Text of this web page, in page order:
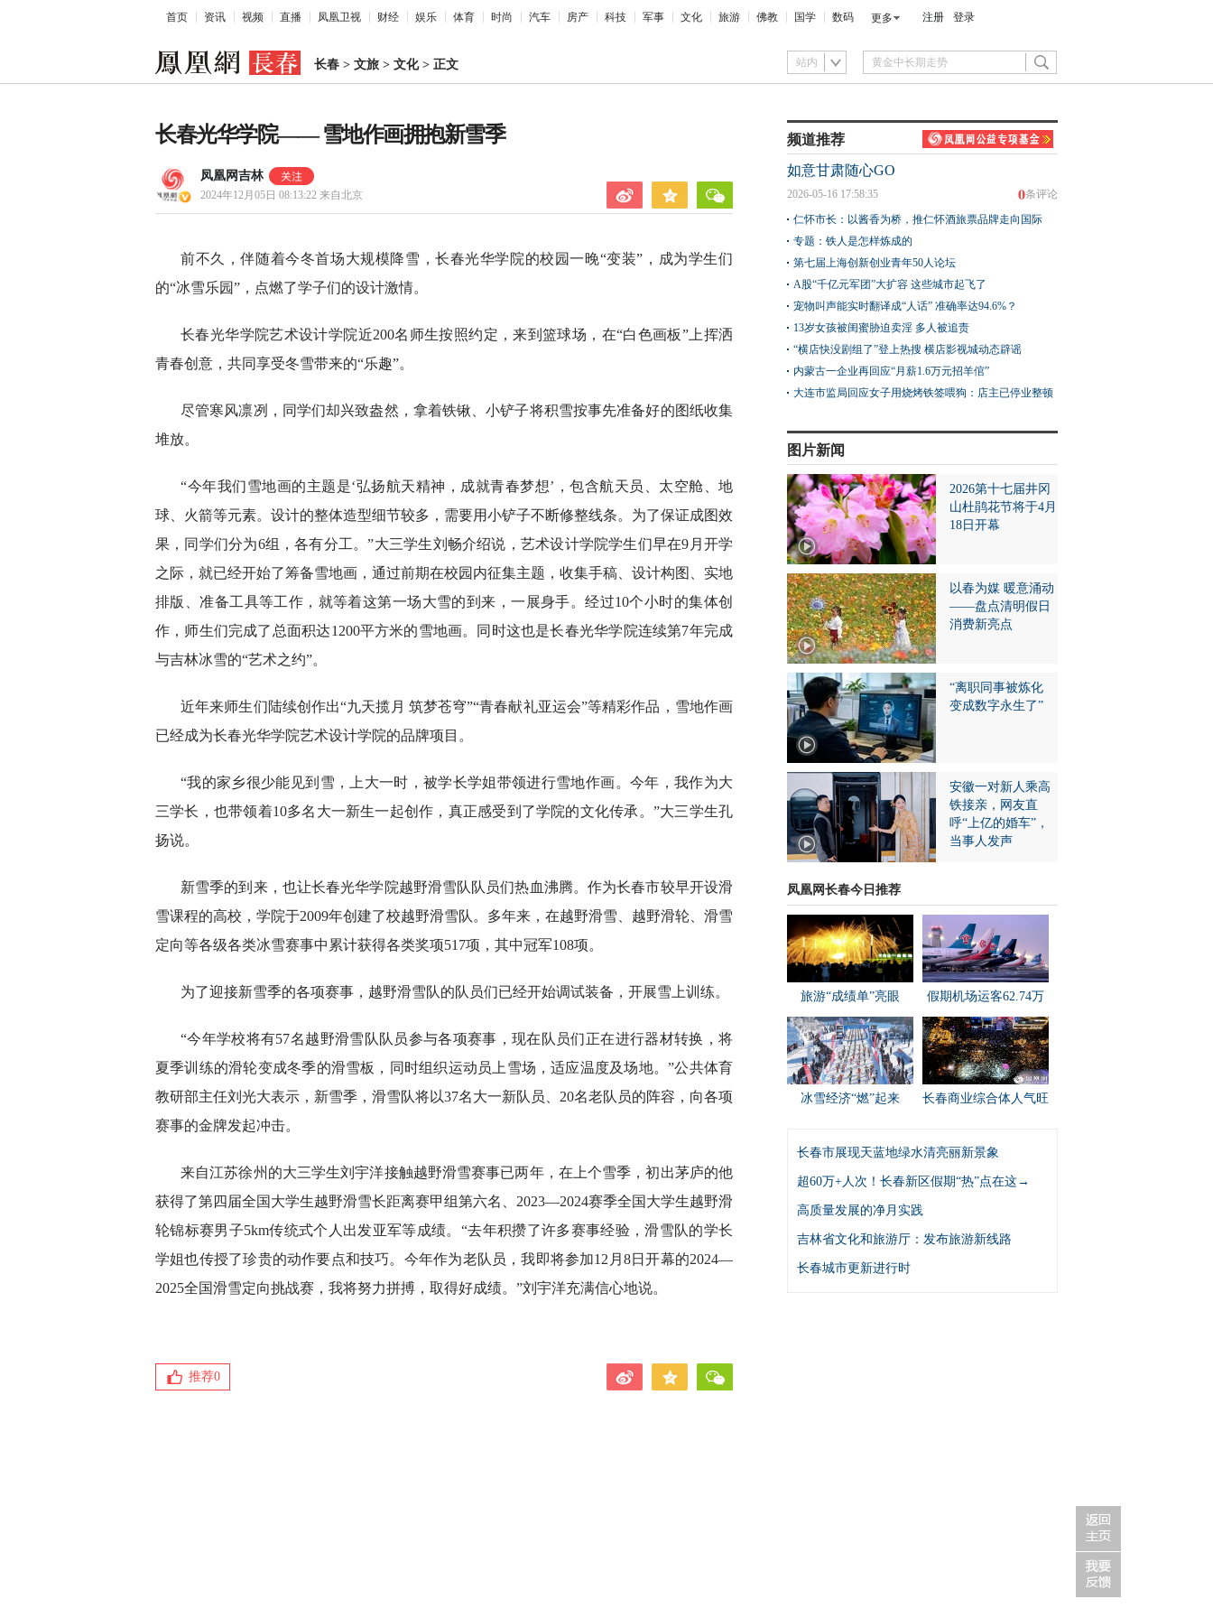
首页 资讯 视频 直播 凤凰卫视 财经 娱乐 体育 时尚 汽车 房产 科技 军事 文化 旅游 佛教 国学 数码 更多 注册 登录
长春 > 文旅 > 文化> 正文 站内
长春光华学院—— 雪地作画拥抱新雪季
凤凰网吉林
2024年12月05日 08:13:22 来自北京
前不久，伴随着今冬首场大规模降雪，长春光华学院的校园一晚“变装”，成为学生们
的“冰雪乐园”，点燃了学子们的设计激情。
长春光华学院艺术设计学院近200名师生按照约定，来到篮球场，在“白色画板”上挥洒
青春创意，共同享受冬雪带来的“乐趣”。
尽管寒风凛冽，同学们却兴致盎然，拿着铁锹、小铲子将积雪按事先准备好的图纸收集
堆放。
“今年我们雪地画的主题是‘弘扬航天精神，成就青春梦想’，包含航天员、太空舱、地
球、火箭等元素。设计的整体造型细节较多，需要用小铲子不断修整线条。为了保证成图效
果，同学们分为6组，各有分工。”大三学生刘畅介绍说，艺术设计学院学生们早在9月开学
之际，就已经开始了筹备雪地画，通过前期在校园内征集主题，收集手稿、设计构图、实地
排版、准备工具等工作，就等着这第一场大雪的到来，一展身手。经过10个小时的集体创
作，师生们完成了总面积达1200平方米的雪地画。同时这也是长春光华学院连续第7年完成
与吉林冰雪的“艺术之约”。
近年来师生们陆续创作出“九天揽月 筑梦苍穹”“青春献礼亚运会”等精彩作品，雪地作画
已经成为长春光华学院艺术设计学院的品牌项目。
“我的家乡很少能见到雪，上大一时，被学长学姐带领进行雪地作画。今年，我作为大
三学长，也带领着10多名大一新生一起创作，真正感受到了学院的文化传承。”大三学生孔
扬说。
新雪季的到来，也让长春光华学院越野滑雪队队员们热血沸腾。作为长春市较早开设滑
雪课程的高校，学院于2009年创建了校越野滑雪队。多年来，在越野滑雪、越野滑轮、滑雪
定向等各级各类冰雪赛事中累计获得各类奖项517项，其中冠军108项。
为了迎接新雪季的各项赛事，越野滑雪队的队员们已经开始调试装备，开展雪上训练。
“今年学校将有57名越野滑雪队队员参与各项赛事，现在队员们正在进行器材转换，将
夏季训练的滑轮变成冬季的滑雪板，同时组织运动员上雪场，适应温度及场地。”公共体育
教研部主任刘光大表示，新雪季，滑雪队将以37名大一新队员、20名老队员的阵容，向各项
赛事的金牌发起冲击。
来自江苏徐州的大三学生刘宇洋接触越野滑雪赛事已两年，在上个雪季，初出茅庐的他
获得了第四届全国大学生越野滑雪长距离赛甲组第六名、2023—2024赛季全国大学生越野滑
轮锦标赛男子5km传统式个人出发亚军等成绩。“去年积攒了许多赛事经验，滑雪队的学长
学姐也传授了珍贵的动作要点和技巧。今年作为老队员，我即将参加12月8日开幕的2024—
2025全国滑雪定向挑战赛，我将努力拼搏，取得好成绩。”刘宇洋充满信心地说。
推荐0
频道推荐
如意甘肃随心GO
0条评论
2026-05-16 17:58:35
仁怀市长：以酱香为桥，推仁怀酒旅票品牌走向国际
专题：铁人是怎样炼成的
第七届上海创新创业青年50人论坛
A股“千亿元军团”大扩容 这些城市起飞了
宠物叫声能实时翻译成“人话” 准确率达94.6%？
13岁女孩被闺蜜胁迫卖淫 多人被追责
“横店快没剧组了”登上热搜 横店影视城动态辟谣
内蒙古一企业再回应“月薪1.6万元招羊倌”
大连市监局回应女子用烧烤铁签喂狗：店主已停业整顿
图片新闻
2026第十七届井冈
山杜鹃花节将于4月
18日开幕
以春为媒 暖意涌动
——盘点清明假日
消费新亮点
“离职同事被炼化
变成数字永生了”
安徽一对新人乘高
铁接亲，网友直
呼“上亿的婚车”，
当事人发声
凤凰网长春今日推荐
旅游“成绩单”亮眼 假期机场运客62.74万
冰雪经济“燃”起来 长春商业综合体人气旺
长春市展现天蓝地绿水清亮丽新景象
超60万+人次！长春新区假期“热”点在这→
高质量发展的净月实践
吉林省文化和旅游厅：发布旅游新线路
长春城市更新进行时